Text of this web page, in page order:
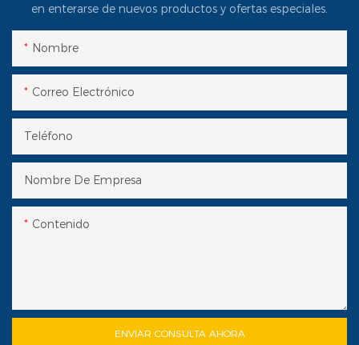
en enterarse de nuevos productos y ofertas especiales.
Nombre
Correo Electrónico
Teléfono
Nombre De Empresa
Contenido
ENVIAR CONSULTA AHORA